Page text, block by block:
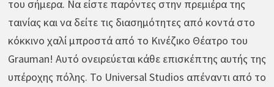
του σήμερα. Να είστε παρόντες στην πρεμιέρα της
ταινίας και να δείτε τις διασημότητες από κοντά στο
κόκκινο χαλί μπροστά από το Κινέζικο Θέατρο του
Grauman! Αυτό ονειρεύεται κάθε επισκέπτης αυτής της
υπέροχης πόλης. Το Universal Studios απέναντι από το